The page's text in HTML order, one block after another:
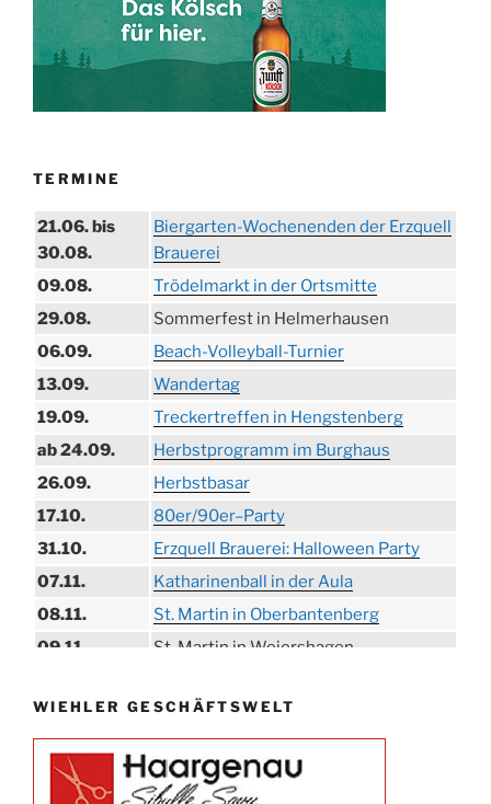
TERMINE
21.06. bis
30.08.
Biergarten-Wochenenden der Erzquell
Brauerei
09.08.
Trödelmarkt in der Ortsmitte
29.08.
Sommerfest in Helmerhausen
06.09.
Beach-Volleyball-Turnier
13.09.
Wandertag
19.09.
Treckertreffen in Hengstenberg
ab 24.09.
Herbstprogramm im Burghaus
26.09.
Herbstbasar
17.10.
80er/90er–Party
31.10.
Erzquell Brauerei: Halloween Party
07.11.
Katharinenball in der Aula
08.11.
St. Martin in Oberbantenberg
09.11.
St. Martin in Weiershagen
11.11.
„DÜX“ im Burghaus
14.11.
15.11.
Konzert Bielsteiner Männerchor
WIEHLER GESCHÄFTSWELT